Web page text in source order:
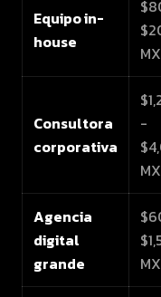
Equipo in-
house
Consultora
corporativa
-
Agencia
digital
grande